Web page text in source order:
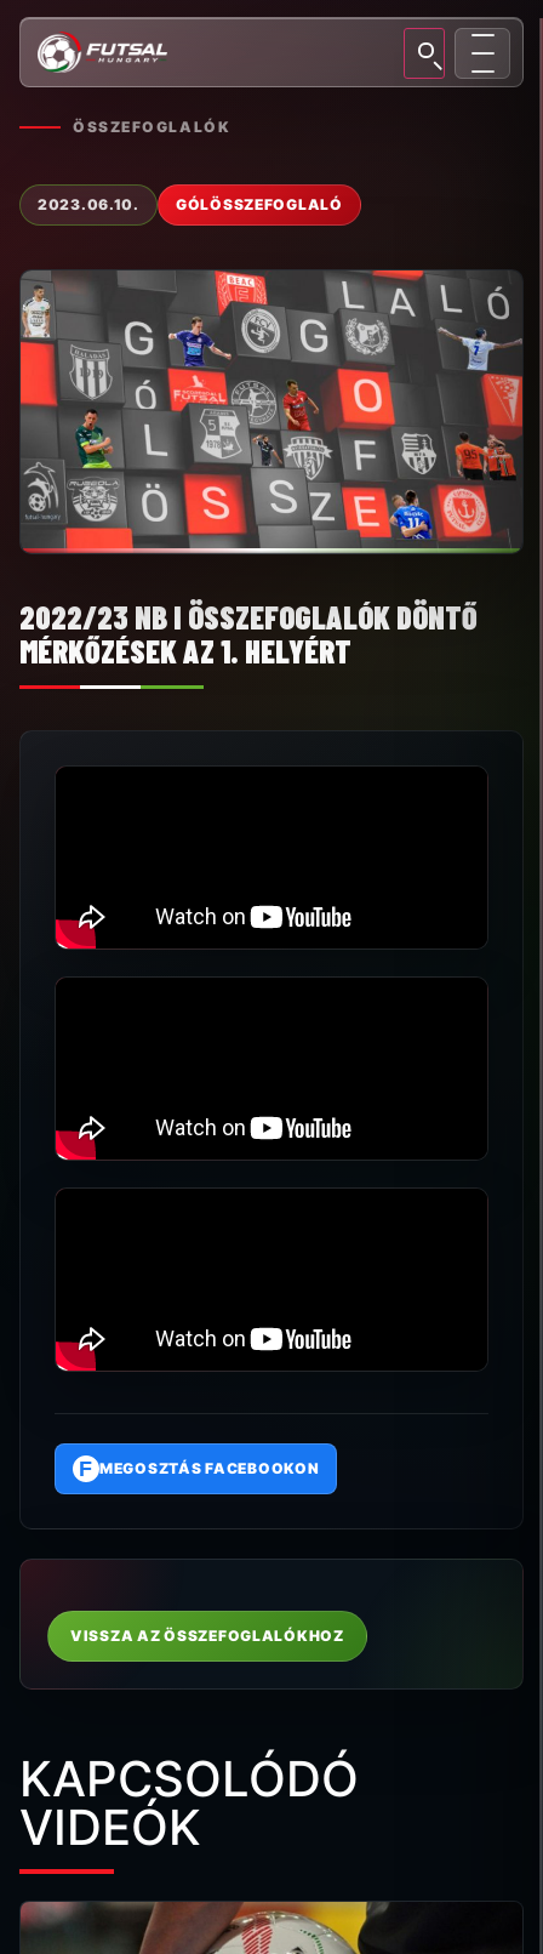
ÖSSZEFOGLALÓK
2023.06.10. GÓLÖSSZEFOGLALÓ
2022/23 NB I ÖSSZEFOGLALÓK DÖNTŐ
MÉRKŐZÉSEK AZ 1. HELYÉRT
F MEGOSZTÁS FACEBOOKON
VISSZA AZ ÖSSZEFOGLALÓKHOZ
KAPCSOLÓDÓ
VIDEÓK